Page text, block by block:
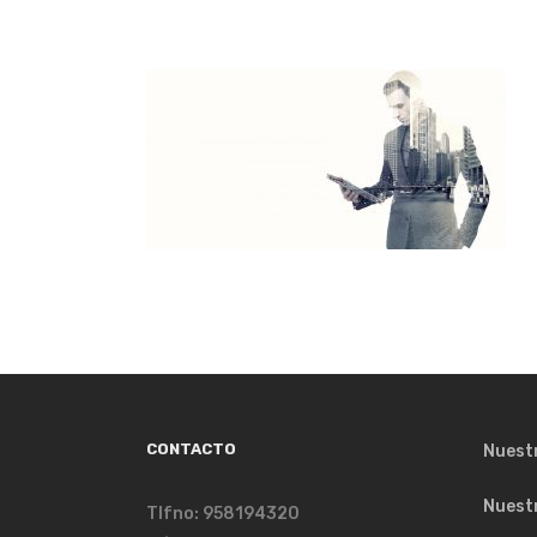
CONTACTO
Tlfno: 958194320